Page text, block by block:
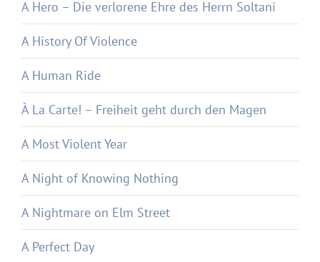
A Hero – Die verlorene Ehre des Herrn Soltani
A History Of Violence
A Human Ride
À La Carte! – Freiheit geht durch den Magen
A Most Violent Year
A Night of Knowing Nothing
A Nightmare on Elm Street
A Perfect Day